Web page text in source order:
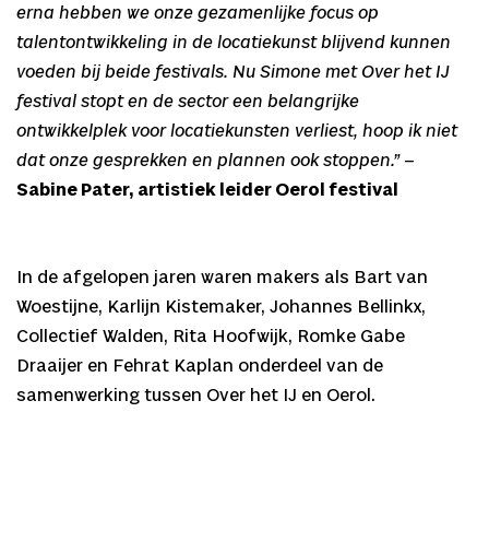
erna hebben we onze gezamenlijke focus op
talentontwikkeling in de locatiekunst blijvend kunnen
voeden bij beide festivals. Nu Simone met Over het IJ
festival stopt en de sector een belangrijke
ontwikkelplek voor locatiekunsten verliest, hoop ik niet
dat onze gesprekken en plannen ook stoppen.”–
Sabine Pater, artistiek leider Oerol festival
In de afgelopen jaren waren makers als Bart van
Woestijne, Karlijn Kistemaker, Johannes Bellinkx,
Collectief Walden, Rita Hoofwijk, Romke Gabe
Draaijer en Fehrat Kaplan onderdeel van de
samenwerking tussen Over het IJ en Oerol.